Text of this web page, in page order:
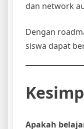
dan network
Dengan
siswa dapat
Apakah